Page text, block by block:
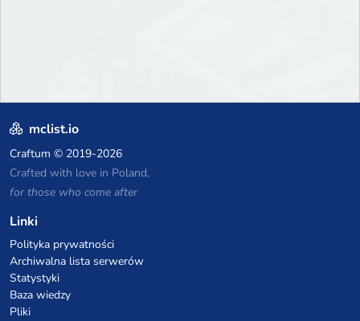
mclist.io
Craftum © 2019-2026
Crafted with love in Poland,
for those who come after
Linki
Polityka prywatności
Archiwalna lista serwerów
Statystyki
Baza wiedzy
Pliki